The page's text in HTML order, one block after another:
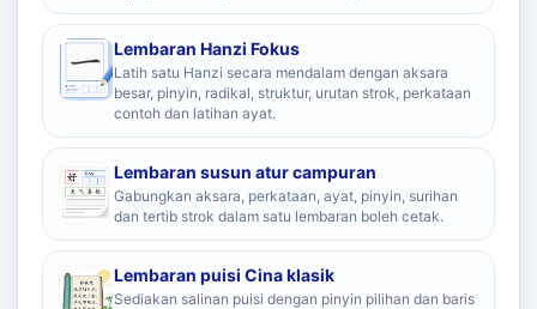
Lembaran Hanzi Fokus
Latih satu Hanzi secara mendalam dengan aksara
besar, pinyin, radikal, struktur, urutan strok, perkataan
contoh dan latihan ayat.
Lembaran susun atur campuran
Gabungkan aksara, perkataan, ayat, pinyin, surihan
dan tertib strok dalam satu lembaran boleh cetak.
Lembaran puisi Cina klasik
Sediakan salinan puisi dengan pinyin pilihan dan baris